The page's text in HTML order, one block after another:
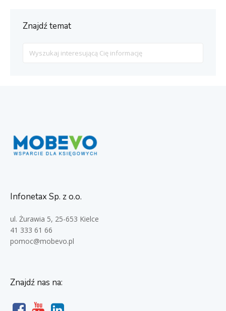
Znajdź temat
For
Infonetax Sp. z o.o.
ul. Żurawia 5, 25-653 Kielce
41 333 61 66
pomoc@mobevo.pl
Znajdź nas na: